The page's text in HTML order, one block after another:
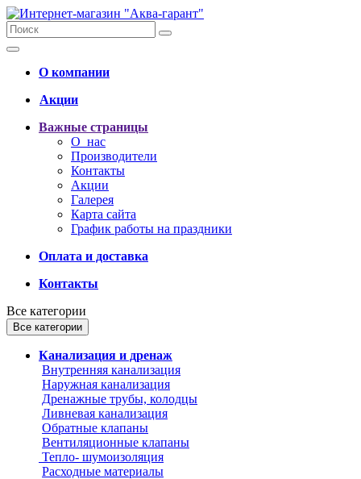
О компании
Акции
Важные страницы
О нас
Производители
Контакты
Акции
Галерея
Карта сайта
График работы на праздники
Оплата и доставка
Контакты
Все категории
Все категории
Канализация и дренаж
Внутренняя канализация
Наружная канализация
Дренажные трубы, колодцы
Ливневая канализация
Обратные клапаны
Вентиляционные клапаны
Тепло- шумоизоляция
Расходные материалы